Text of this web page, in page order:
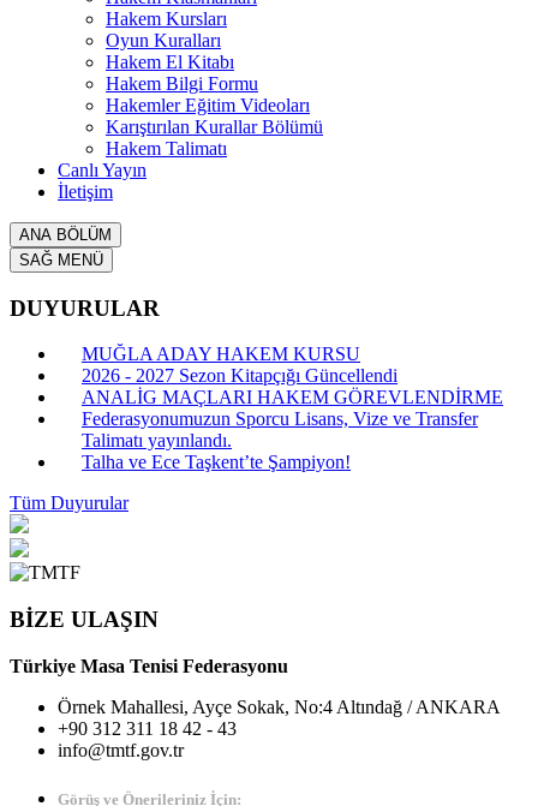
Hakem Kursları
Oyun Kuralları
Hakem El Kitabı
Hakem Bilgi Formu
Hakemler Eğitim Videoları
Karıştırılan Kurallar Bölümü
Hakem Talimatı
Canlı Yayın
İletişim
ANA BÖLÜM
SAĞ MENÜ
DUYURULAR
MUĞLA ADAY HAKEM KURSU
2026 - 2027 Sezon Kitapçığı Güncellendi
ANALİG MAÇLARI HAKEM GÖREVLENDİRME
Federasyonumuzun Sporcu Lisans, Vize ve Transfer
Talimatı yayınlandı.
Talha ve Ece Taşkent’te Şampiyon!
Tüm Duyurular
BİZE ULAŞIN
Türkiye Masa Tenisi Federasyonu
Örnek Mahallesi, Ayçe Sokak, No:4 Altındağ / ANKARA
+90 312 311 18 42 - 43
info@tmtf.gov.tr
Görüş ve Önerileriniz İçin: